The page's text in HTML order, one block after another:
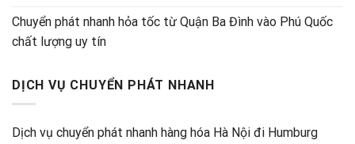
Chuyển phát nhanh hỏa tốc từ Quận Ba Đình vào Phú Quốc
chất lượng uy tín
DỊCH VỤ CHUYỂN PHÁT NHANH
Dịch vụ chuyển phát nhanh hàng hóa Hà Nội đi Humburg